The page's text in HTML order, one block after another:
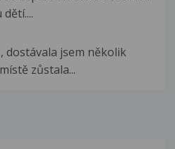
dostávala jsem několik
zůstala...